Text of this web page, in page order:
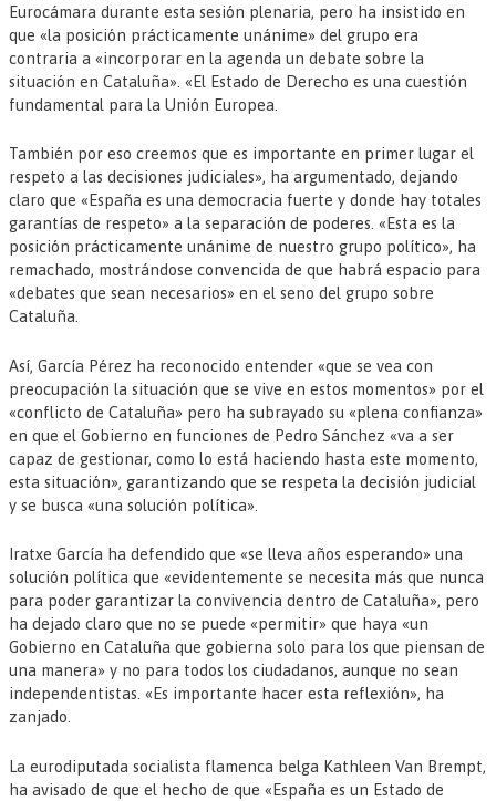
Eurocámara durante esta sesión plenaria, pero ha insistido en
que «la posición prácticamente unánime» del grupo era
contraria a «incorporar en la agenda un debate sobre la
situación en Cataluña». «El Estado de Derecho es una cuestión
fundamental para la Unión Europea.
También por eso creemos que es importante en primer lugar el
respeto a las decisiones judiciales», ha argumentado, dejando
claro que «España es una democracia fuerte y donde hay totales
garantías de respeto» a la separación de poderes. «Esta es la
posición prácticamente unánime de nuestro grupo político», ha
remachado, mostrándose convencida de que habrá espacio para
«debates que sean necesarios» en el seno del grupo sobre
Cataluña.
Así, García Pérez ha reconocido entender «que se vea con
preocupación la situación que se vive en estos momentos» por el
«conflicto de Cataluña» pero ha subrayado su «plena confianza»
en que el Gobierno en funciones de Pedro Sánchez «va a ser
capaz de gestionar, como lo está haciendo hasta este momento,
esta situación», garantizando que se respeta la decisión judicial
y se busca «una solución política».
Iratxe García ha defendido que «se lleva años esperando» una
solución política que «evidentemente se necesita más que nunca
para poder garantizar la convivencia dentro de Cataluña», pero
ha dejado claro que no se puede «permitir» que haya «un
Gobierno en Cataluña que gobierna solo para los que piensan de
una manera» y no para todos los ciudadanos, aunque no sean
independentistas. «Es importante hacer esta reflexión», ha
zanjado.
La eurodiputada socialista flamenca belga Kathleen Van Brempt,
ha avisado de que el hecho de que «España es un Estado de